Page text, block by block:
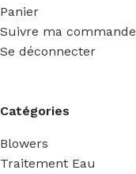
Panier
Suivre ma commande
Se déconnecter
Catégories
Blowers
Traitement Eau